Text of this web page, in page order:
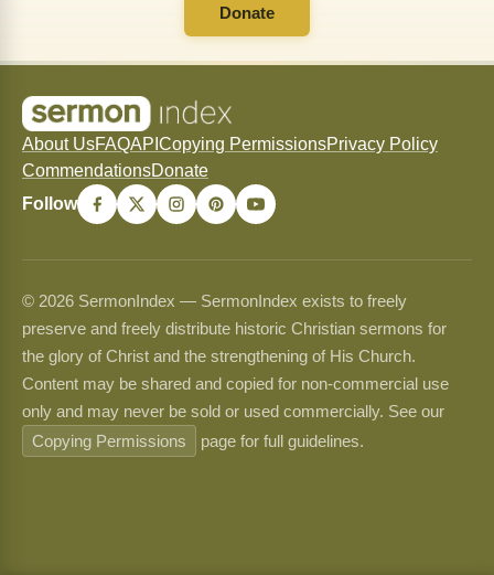
Donate
About UsFAQAPI Copying PermissionsPrivacy Policy
CommendationsDonate
Follow
© 2026 SermonIndex — SermonIndex exists to freely
preserve and freely distribute historic Christian sermons for
the glory of Christ and the strengthening of His Church.
Content may be shared and copied for non-commercial use
only and may never be sold or used commercially. See our
Copying Permissions
page for full guidelines.